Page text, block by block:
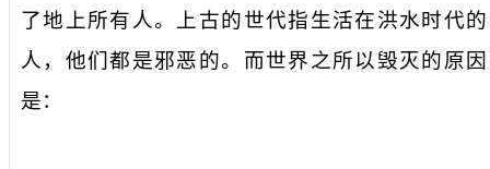
了地上所有人。
上古的世代指生活在洪水时代的
人，他们都是邪恶的。而世界之所以毁灭的原因
是：